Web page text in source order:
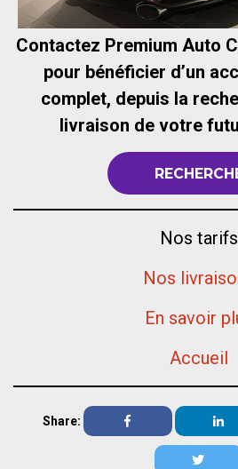
Contactez Premium Auto
pour bénéficier d’un
complet, depuis la
livraison de votre
Nos tarifs
Nos
En savoir
Accueil
Share: